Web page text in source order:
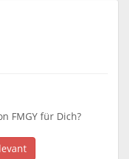
FMGY für Dich?